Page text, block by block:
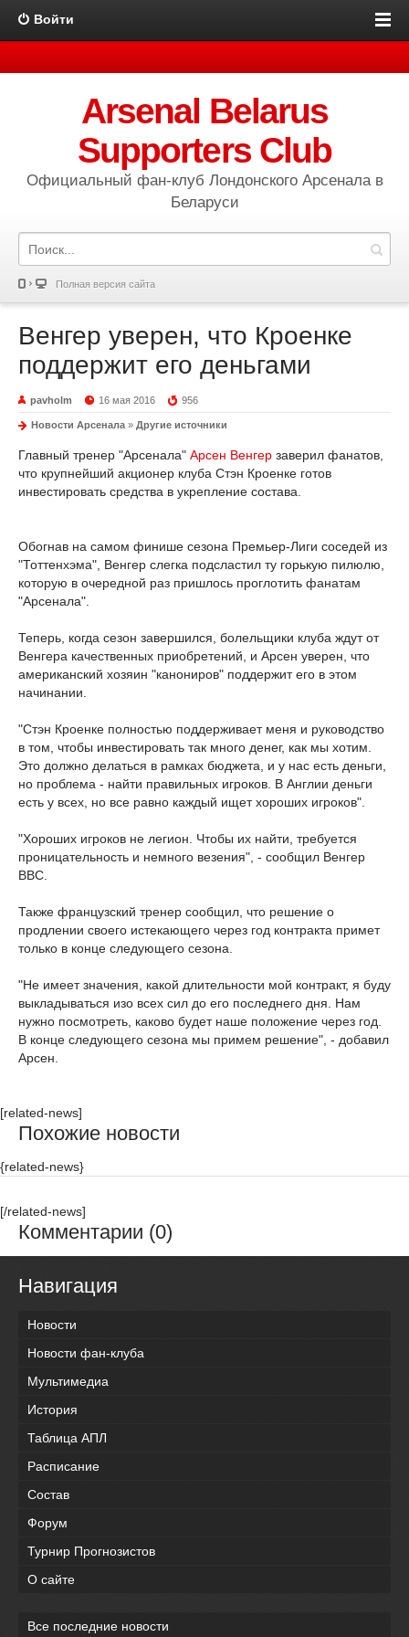
Войти
Arsenal Belarus
Supporters Club
Официальный фан-клуб Лондонского Арсенала в
Беларуси
Полная версия сайта
Венгер уверен, что Кроенке
поддержит его деньгами
pavholm 16 мая 2016 956
Новости Арсенала » Другие источники
Главный тренер "Арсенала" Арсен Венгер заверил фанатов,
что крупнейший акционер клуба Стэн Кроенке готов
инвестировать средства в укрепление состава.
Обогнав на самом финише сезона Премьер-Лиги соседей из
"Тоттенхэма", Венгер слегка подсластил ту горькую пилюлю,
которую в очередной раз пришлось проглотить фанатам
"Арсенала".
Теперь, когда сезон завершился, болельщики клуба ждут от
Венгера качественных приобретений, и Арсен уверен, что
американский хозяин "канониров" поддержит его в этом
начинании.
"Стэн Кроенке полностью поддерживает меня и руководство
в том, чтобы инвестировать так много денег, как мы хотим.
Это должно делаться в рамках бюджета, и у нас есть деньги,
но проблема - найти правильных игроков. В Англии деньги
есть у всех, но все равно каждый ищет хороших игроков".
"Хороших игроков не легион. Чтобы их найти, требуется
проницательность и немного везения", - сообщил Венгер
BBC.
Также французский тренер сообщил, что решение о
продлении своего истекающего через год контракта примет
только в конце следующего сезона.
"Не имеет значения, какой длительности мой контракт, я буду
выкладываться изо всех сил до его последнего дня. Нам
нужно посмотреть, каково будет наше положение через год.
В конце следующего сезона мы примем решение", - добавил
Арсен.
[related-news]
Похожие новости
{related-news}
[/related-news]
Комментарии (0)
Навигация
Новости
Новости фан-клуба
Мультимедиа
История
Таблица АПЛ
Расписание
Состав
Форум
Турнир Прогнозистов
О сайте
Все последние новости